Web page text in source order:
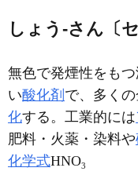
しょう‐さん〔
無色で発煙性をも
い酸化剤 で、多くの
化する。工業的には
肥料・火薬・染料や
化学式HNO3